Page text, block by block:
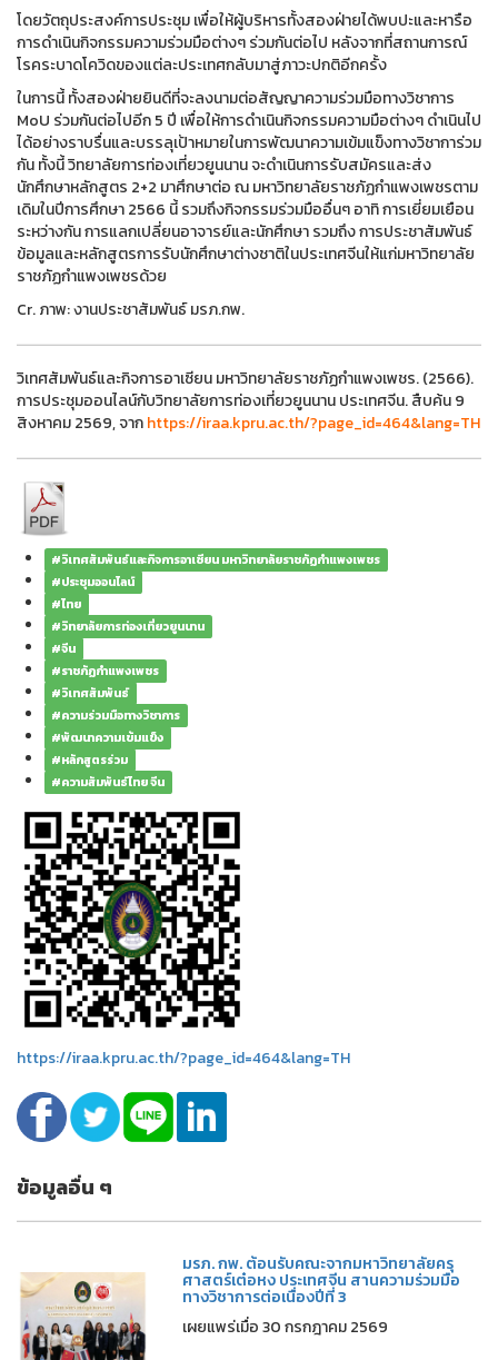
โดยวัตถุประสงค์การประชุม เพื่อให้ผู้บริหารทั้งสองฝ่ายได้พบปะและหารือ
การดำเนินกิจกรรมความร่วมมือต่างๆ ร่วมกันต่อไป หลังจากที่สถานการณ์
โรคระบาดโควิดของแต่ละประเทศกลับมาสู่ภาวะปกติอีกครั้ง
ในการนี้ ทั้งสองฝ่ายยินดีที่จะลงนามต่อสัญญาความร่วมมือทางวิชาการ
MoU ร่วมกันต่อไปอีก 5 ปี เพื่อให้การดำเนินกิจกรรมความมือต่างๆ ดำเนินไป
ได้อย่างราบรื่นและบรรลุเป้าหมายในการพัฒนาความเข้มแข็งทางวิชาการ่วม
กัน ทั้งนี้ วิทยาลัยการท่องเที่ยวยูนนาน จะดำเนินการรับสมัครและส่ง
นักศึกษาหลักสูตร 2+2 มาศึกษาต่อ ณ มหาวิทยาลัยราชภัฏกำแพงเพชรตาม
เดิมในปีการศึกษา 2566 นี้ รวมถึงกิจกรรมร่วมมืออื่นๆ อาทิ การเยี่ยมเยือน
ระหว่างกัน การแลกเปลี่ยนอาจารย์และนักศึกษา รวมถึง การประชาสัมพันธ์
ข้อมูลและหลักสูตรการรับนักศึกษาต่างชาติในประเทศจีนให้แก่มหาวิทยาลัย
ราชภัฏกำแพงเพชรด้วย
Cr. ภาพ: งานประชาสัมพันธ์ มรภ.กพ.
วิเทศสัมพันธ์และกิจการอาเซียน มหาวิทยาลัยราชภัฏกำแพงเพชร. (2566).
การประชุมออนไลน์กับวิทยาลัยการท่องเที่ยวยูนนาน ประเทศจีน. สืบค้น 9
สิงหาคม 2569, จากhttps://iraa.kpru.ac.th/?page_id=464&lang=TH
#วิเทศสัมพันธ์และกิจการอาเซียน มหาวิทยาลัยราชภัฏกำแพงเพชร
#ประชุมออนไลน์
#ไทย
#วิทยาลัยการท่องเที่ยวยูนนาน
#จีน
#ราชภัฏกำแพงเพชร
#วิเทศสัมพันธ์
#ความร่วมมือทางวิชาการ
#พัฒนาความเข้มแข็ง
#หลักสูตรร่วม
#ความสัมพันธ์ไทย จีน
https://iraa.kpru.ac.th/?page_id=464&lang=TH
ข้อมูลอื่น ๆ
มรภ. กพ. ต้อนรับคณะจากมหาวิทยาลัยครุ
ศาสตร์เต๋อหง ประเทศจีน สานความร่วมมือ
ทางวิชาการต่อเนื่องปีที่ 3
เผยแพร่เมื่อ 30 กรกฎาคม 2569